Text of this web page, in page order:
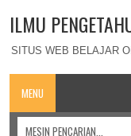
ILMU
SITUS WEB BELAJAR
MENU